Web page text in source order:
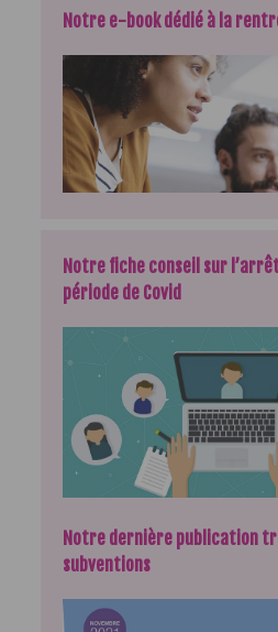
Notre e-book dédié à la
Notre fiche conseil sur
période de Covid
Notre dernière publication
subventions